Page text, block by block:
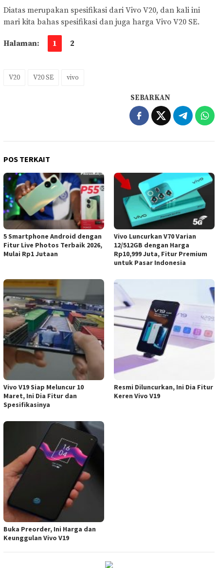
Diatas merupakan spesifikasi dari Vivo V20, dan kali ini
mari kita bahas spesifikasi dan juga harga Vivo V20 SE.
Halaman: 1 2
V20 V20 SE vivo
SEBARKAN
POS TERKAIT
5 Smartphone Android dengan
Fitur Live Photos Terbaik 2026,
Mulai Rp1 Jutaan
Vivo Luncurkan V70 Varian
12/512GB dengan Harga
Rp10,999 Juta, Fitur Premium
untuk Pasar Indonesia
Vivo V19 Siap Meluncur 10
Maret, Ini Dia Fitur dan
Spesifikasinya
Resmi Diluncurkan, Ini Dia Fitur
Keren Vivo V19
Buka Preorder, Ini Harga dan
Keunggulan Vivo V19